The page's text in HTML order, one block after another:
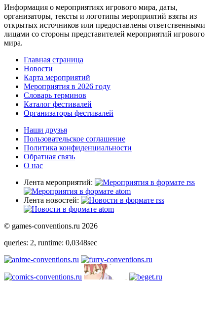
Информация о мероприятиях игрового мира, даты,
организаторы, тексты и логотипы мероприятий взяты из
открытых источников или предоставлены ответственными
лицами со стороны представителей мероприятий игрового
мира.
Главная страница
Новости
Карта мероприятий
Мероприятия в 2026 году
Словарь терминов
Каталог фестивалей
Организаторы фестивалей
Наши друзья
Пользовательское соглашение
Политика конфиденциальности
Обратная связь
О нас
Лента мероприятий:
Лента новостей:
© games-conventions.ru 2026
queries: 2, runtime: 0,0348sec